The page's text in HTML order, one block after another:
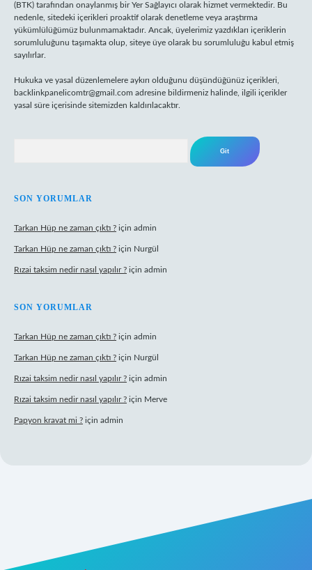
(BTK) tarafından onaylanmış bir Yer Sağlayıcı olarak hizmet vermektedir. Bu
nedenle, sitedeki içerikleri proaktif olarak denetleme veya araştırma
yükümlülüğümüz bulunmamaktadır. Ancak, üyelerimiz yazdıkları içeriklerin
sorumluluğunu taşımakta olup, siteye üye olarak bu sorumluluğu kabul etmiş
sayılırlar.
Hukuka ve yasal düzenlemelere aykırı olduğunu düşündüğünüz içerikleri,
backlinkpanelicomtr@gmail.com adresine bildirmeniz halinde, ilgili içerikler
yasal süre içerisinde sitemizden kaldırılacaktır.
SON YORUMLAR
Tarkan Hüp ne zaman çıktı ? için admin
Tarkan Hüp ne zaman çıktı ? için Nurgül
Rızai taksim nedir nasıl yapılır ? için admin
SON YORUMLAR
Tarkan Hüp ne zaman çıktı ? için admin
Tarkan Hüp ne zaman çıktı ? için Nurgül
Rızai taksim nedir nasıl yapılır ? için admin
Rızai taksim nedir nasıl yapılır ? için Merve
Papyon kravat mi ? için admin